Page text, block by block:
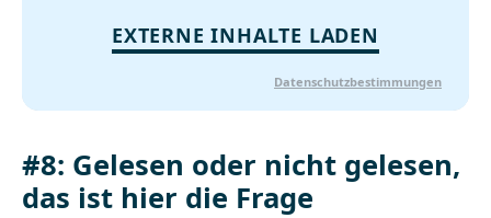
EXTERNE INHALTE LADEN
Datenschutzbestimmungen
#8: Gelesen oder nicht gelesen,
das ist hier die Frage